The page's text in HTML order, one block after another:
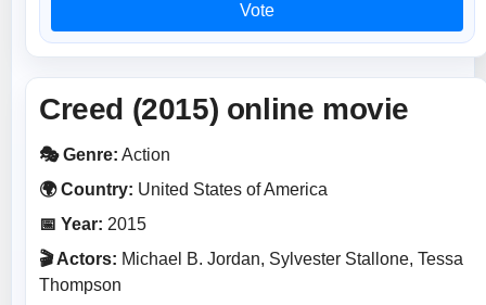
Vote
Creed (2015) online movie
🎭 Genre: Action
🌍 Country: United States of America
📅 Year: 2015
🎬 Actors: Michael B. Jordan, Sylvester Stallone, Tessa
Thompson